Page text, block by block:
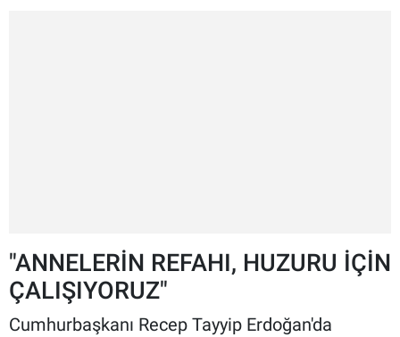
"ANNELERİN REFAHI, HUZURU İÇİN
ÇALIŞIYORUZ"
Cumhurbaşkanı Recep Tayyip Erdoğan'da